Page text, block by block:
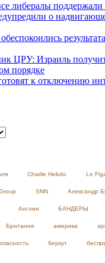
либералы поддержали
о
ЦРУ: Израиль
порядке
к отключению
Charlie Hebdo Le
SNN Александр
Англия БАНДЕРЫ
Британия америка
беркут